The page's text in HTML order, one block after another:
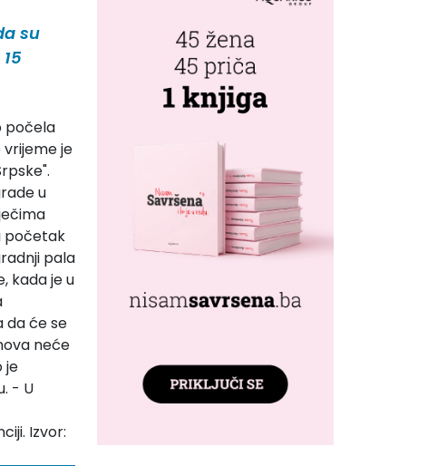
su
počela
je
.
u
početak
pala
kada je u
da će se
neće
je
- U
Izvor: